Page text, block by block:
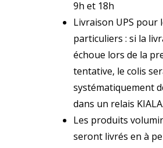
9h et 18h
Livraison UPS pour
particuliers : si la
échoue lors de la
tentative, le colis
systématiquement
dans un relais KIALA.
Les produits
seront livrés en à